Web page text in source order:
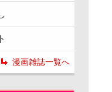
漫画雑誌一覧へ